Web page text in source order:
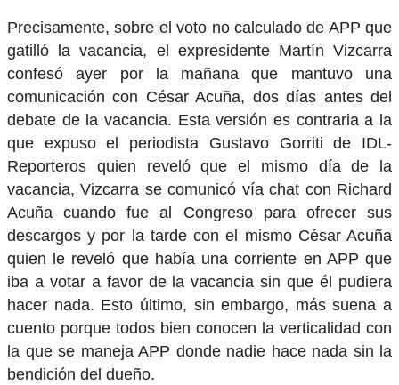
Precisamente, sobre el voto no calculado de APP que
gatilló la vacancia, el expresidente Martín Vizcarra
confesó ayer por la mañana que mantuvo una
comunicación con César Acuña, dos días antes del
debate de la vacancia. Esta versión es contraria a la
que expuso el periodista Gustavo Gorriti de IDL-
Reporteros quien reveló que el mismo día de la
vacancia, Vizcarra se comunicó vía chat con Richard
Acuña cuando fue al Congreso para ofrecer sus
descargos y por la tarde con el mismo César Acuña
quien le reveló que había una corriente en APP que
iba a votar a favor de la vacancia sin que él pudiera
hacer nada. Esto último, sin embargo, más suena a
cuento porque todos bien conocen la verticalidad con
la que se maneja APP donde nadie hace nada sin la
bendición del dueño.